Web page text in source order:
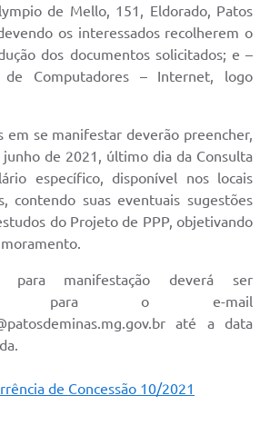
de Mello, 151, Eldorado, Patos
os interessados recolherem o
dos documentos solicitados; e –
de Computadores – Internet, logo
em se manifestar deverão preencher,
de 2021, último dia da Consulta
específico, disponível nos locais
contendo suas eventuais sugestões
do Projeto de PPP, objetivando
para manifestação deverá ser
para o e-mail
até a data
de Concessão 10/2021